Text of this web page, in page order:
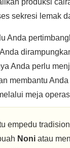
produksi
sekresi lemak
Anda
Anda perlu
membantu
meja
empedu
Noni atau